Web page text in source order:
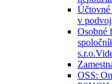
Účtovné
v
Osobné
s.r.o.
OSS: